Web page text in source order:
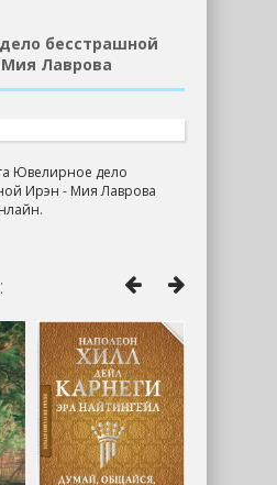
бесстрашной
Лаврова
Ювелирное дело
Ирэн - Мия Лаврова